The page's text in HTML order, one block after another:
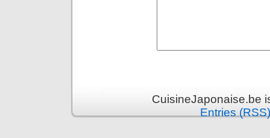
CuisineJaponaise.be
Entries (RSS)